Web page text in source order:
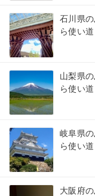
石川県
ら使い
山梨県
ら使い
岐阜県
ら使い
大阪府